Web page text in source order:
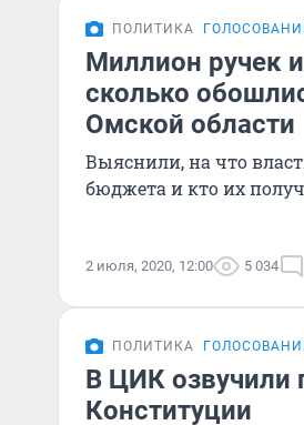
ПОЛИТИКА
Миллион ручек
сколько
Омской области
Выяснили, на что
бюджета и кто их
2 июля, 2020, 12:00 5 034
ПОЛИТИКА
В ЦИК озвучили
Конституции